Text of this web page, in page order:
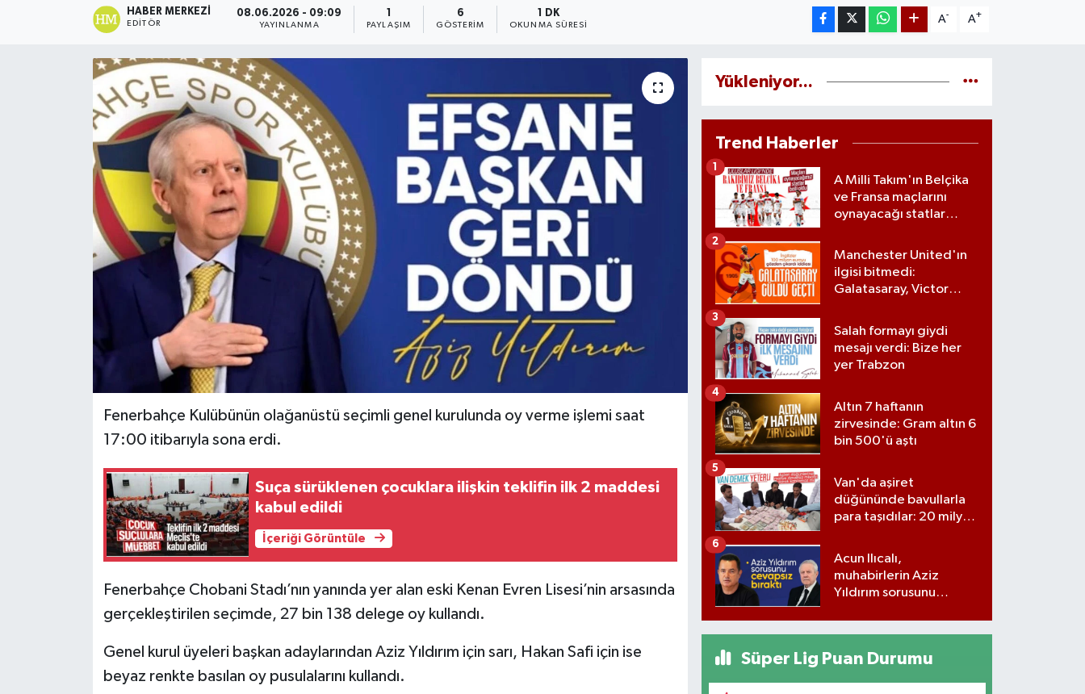
HABER MERKEZI
EDITÖR
08.06.2026 - 09:09
YAYINLANMA PAYLAŞIM
6
GÖSTERIM
1 DK
OKUNMA SÜRESI
A- A+
Fenerbahçe Kulübünün olağanüstü seçimli genel kurulunda oy verme işlemi saat
17:00 itibarıyla sona erdi.
Suça sürüklenen çocuklara ilişkin teklifin ilk 2 maddesi
kabul edildi
İçeriği Görüntüle
Fenerbahçe Chobani Stadı’nın yanında yer alan eski Kenan Evren Lisesi’nin arsasında
gerçekleştirilen seçimde, 27 bin 138 delege oy kullandı.
Genel kurul üyeleri başkan adaylarından Aziz Yıldırım için sarı, Hakan Safi için ise
beyaz renkte basılan oy pusulalarını kullandı.
Yükleniyor...
Trend Haberler
A Milli Takım'ın Belçika
ve Fransa maçlarını
oynayacağı statlar
1
Manchester United'ın
ilgisi bitmedi:
Galatasaray, Victor
verdi
2
Salah formayı giydi
mesajı verdi: Bize her
yer Trabzon
3
Altın 7 haftanın
zirvesinde: Gram altın 6
bin 500'ü aştı
4
Van'da aşiret
düğününde bavullarla
para taşıdılar: 20 milyon
5
Acun Ilıcalı,
muhabirlerin Aziz
Yıldırım sorusunu
6
Süper Lig Puan Durumu
Haber Arşivi